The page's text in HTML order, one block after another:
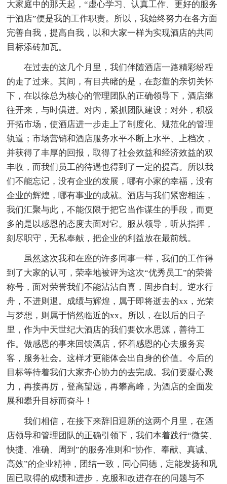
大家庭中的那天起，“虚心学习、认真工作、更好的服务
于酒店”便是我的工作职责。所以，我始终努力在各方面
完善自我，提高自我，以和大家一样为实现酒店的共同
目标添砖加瓦。
在过去的这几个月里，我们伴随酒店一路精彩纷程
的走了过来。其间，有目共睹的是，在彭董的亲切关怀
下，在以徐总为核心的管理团队的正确领导下，酒店继
往开来，与时俱进。对内，紧抓团队建设；对外，积极
开拓市场，使酒店进一步走上了制度化、规范化的管理
轨道；市场营销和酒店服务水平不断上水平、上档次，
并获得了丰厚的回报，取得了社会效益和经济效益的双
丰收，而我们员工的待遇也得到了一定的提高。所以我
们不能忘记，没有企业的发展，哪有小家的幸福，没有
企业的辉煌，哪有事业的成就。酒店与我们紧密相连，
我们汇聚与此，不能仅限于把它当作谋生的手段，而更
多的是以感恩的态度去面对它。服从领导，听从指挥，
刻尽职守，无私奉献，把企业的利益放在最前线。
虽然这次我和在座的许多同事一样，我们的工作得
到了大家的认可，荣幸地被评为这次“优秀员工”的荣誉
称号，面对荣誉我们不能沾沾自喜，固步自封。逆水行
舟，不进则退。成绩与辉煌，属于即将逝去的xx，光荣
与梦想，则属于悄然临近的xx。所以，在以后的日子
里，作为中天世纪大酒店的我们要饮水思源，善待工
作。做感恩的事来回馈酒店，怀着感恩的心去服务宾
客，服务社会。这样才更能体会出自身的价值。今后的
目标等待着我们大家齐心协力的去完成。我们要凝心聚
力，再接再厉，登高望远，再攀高峰，为酒店的全面发
展和攀升目标而奋斗！
我们相信，在接下来辞旧迎新的这两个月里，在酒
店领导和管理团队的正确引领下，我们本着践行“微笑、
快捷、准确、周到”的服务准则和“协作、奉献、真诚、
高效”的企业精神，团结一致，同心同德，定能发扬和巩
固已取得的成绩和进步，克服和改进存在的问题与不